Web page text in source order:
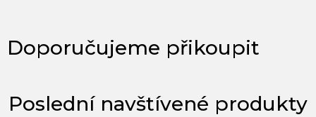
Poslední navštívené produkty